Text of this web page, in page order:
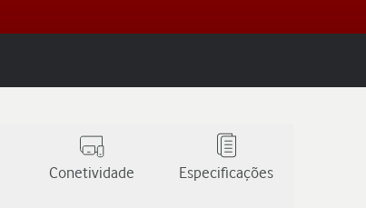
Conetividade Especificações